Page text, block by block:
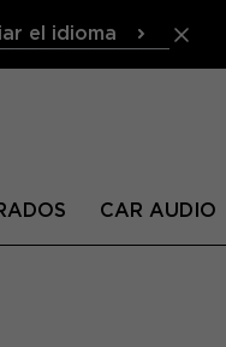
el idioma
CAR AUDIO